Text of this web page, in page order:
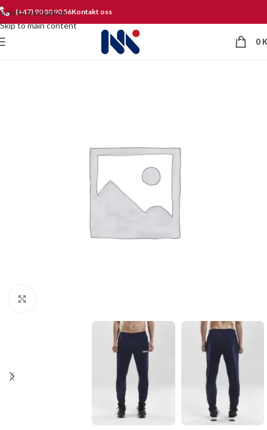
Skip to navigation
Skip to main content
(+47) 90 80 90 56Kontakt oss
0